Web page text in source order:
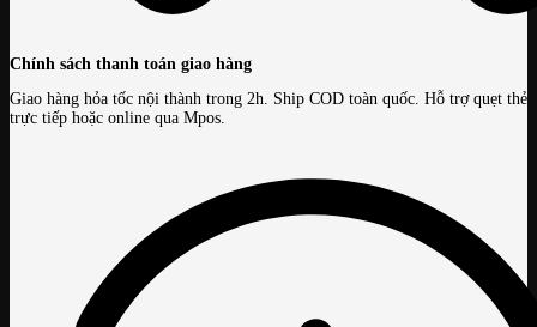
Chính sách thanh toán giao hàng
Giao hàng hỏa tốc nội thành trong 2h. Ship COD toàn quốc. Hỗ trợ quẹt thẻ
trực tiếp hoặc online qua Mpos.